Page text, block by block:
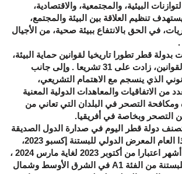
البيئية، والمجتمعية، والاقتصادية،
تنظيم العلاقة بين البيئة والمجتمع،
في الحق بالانتفاع ببيئة صحية، من الأجيال
.
قطر تطورا تاريخيا لقوانين حماية البيئة،
من خلال حزمة من القوانين، زادت على 31 تشريعا . وإلى جانب
الذي ينسجم مع الاهتمام التشريعي،
من الاتفاقيات والمعاهدات الدولية المعنية
ومكافحة التصحر في البلدان التي تعاني من
التصحر وبخاصة في أفريقيا.
دولة قطر اليوم في صدارة الدول الصديقة
للبيئة، وتستضيف هذا العام المعرض الدولي للبستنة إكسبو 2023،
الذي يستمر لمدة 6 أشهر اعتبارا من أكتوبر 2023 لغاية مارس 2024 ،
من الفئة A1 في الشرق الأوسط وشمال